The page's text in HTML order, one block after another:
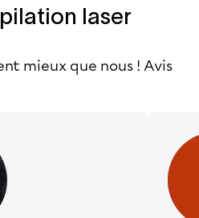
laser
mieux que nous ! Avis